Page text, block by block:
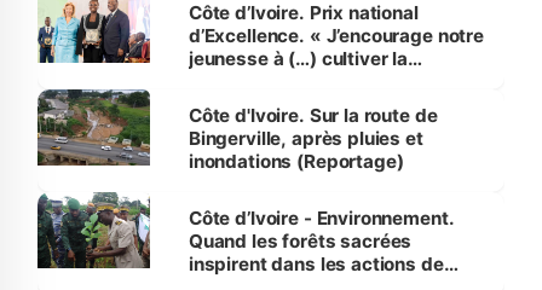
Côte d’Ivoire. Prix national
d’Excellence. « J’encourage notre
jeunesse à (…) cultiver la
(Alassane Ouattara
Côte d'Ivoire. Sur la route de
Bingerville, après pluies et
inondations (Reportage)
Côte d’Ivoire - Environnement.
Quand les forêts sacrées
inspirent dans les actions de